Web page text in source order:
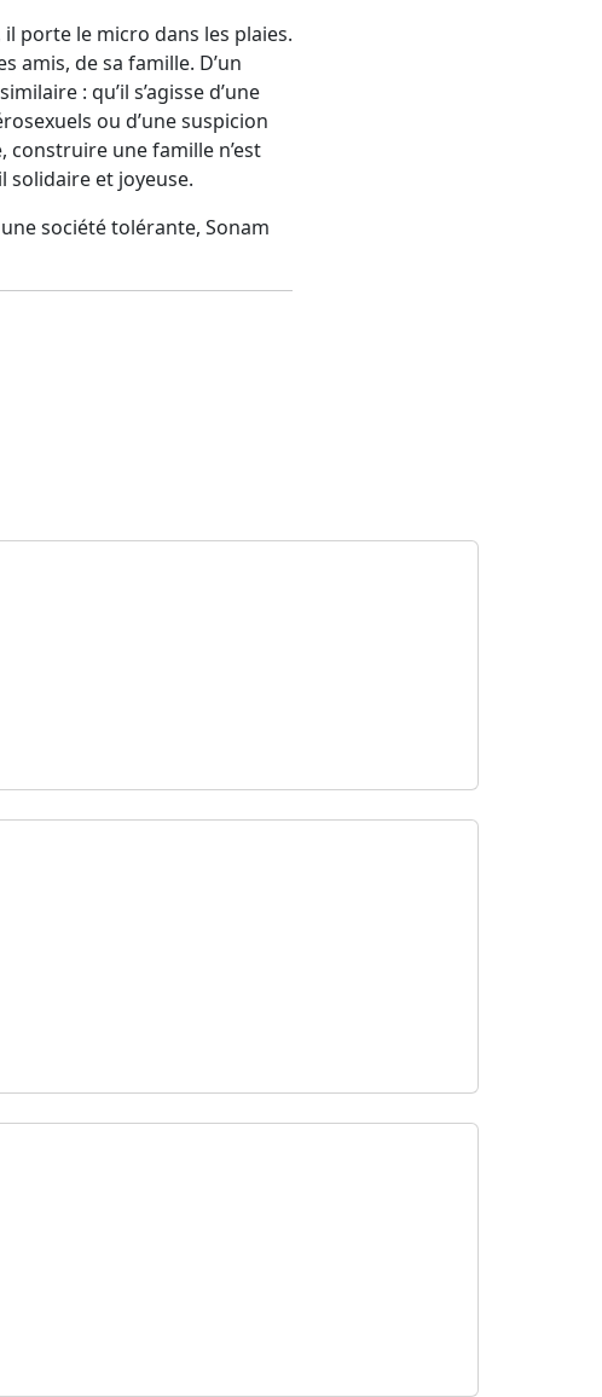
porte le micro dans les plaies.
amis, de sa famille. D’un
: qu’il s’agisse d’une
ou d’une suspicion
construire une famille n’est
solidaire et joyeuse.
société tolérante, Sonam